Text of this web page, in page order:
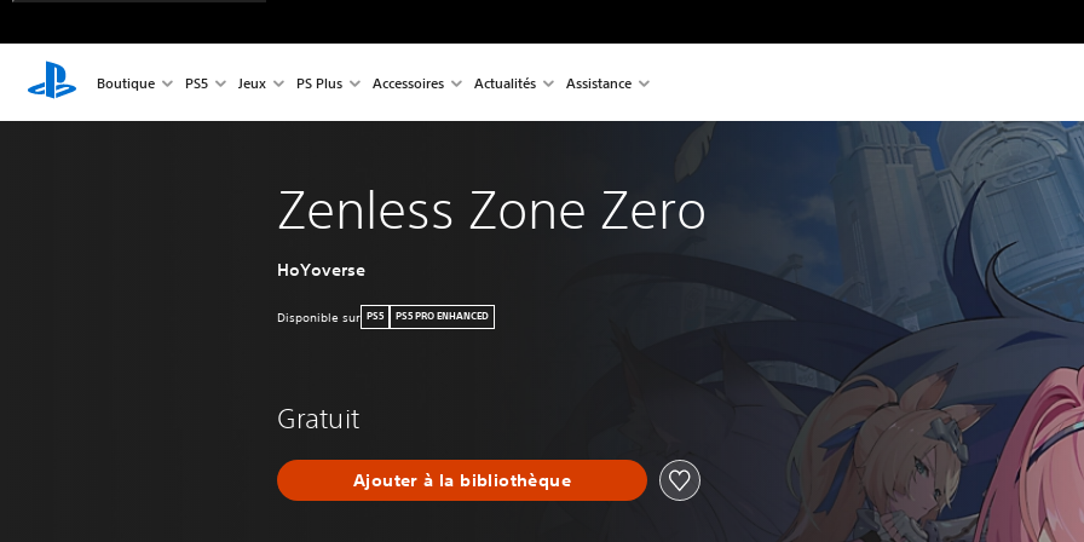
Boutique PS5 Jeux PS Plus Accessoires Actualités Assistance
Zenless Zone Zero
HoYoverse
Disponible sur PS5 PS5 PRO ENHANCED
Gratuit
Ajouter à la bibliothèque